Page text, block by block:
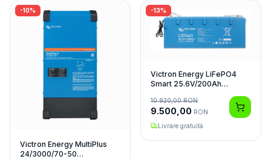
-10%
Victron Energy MultiPlus
24/3000/70-50
-13%
Victron Energy LiFePO4
Smart 25.6V/200Ah
10.920,00RON
9.500,00 RON
Livrare gratuită